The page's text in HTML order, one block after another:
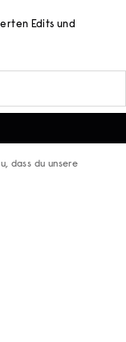
Edits und
dass du unsere